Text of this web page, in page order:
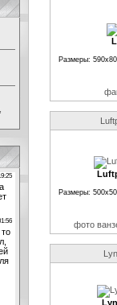
Размеры:
Размеры:
фото